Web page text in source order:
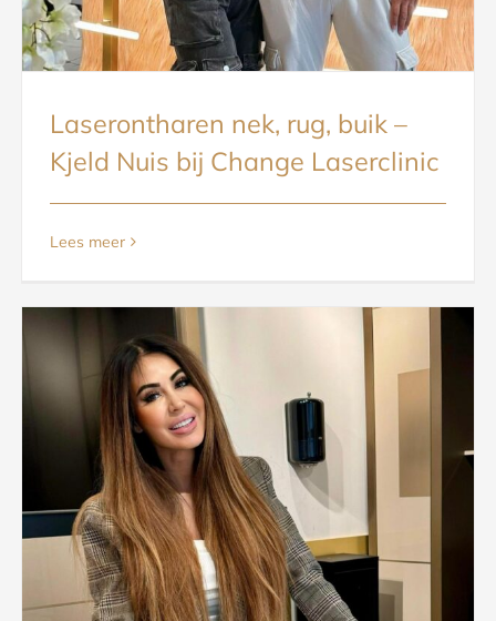
Laserontharen nek, rug, buik –
Kjeld Nuis bij Change Laserclinic
Lees meer